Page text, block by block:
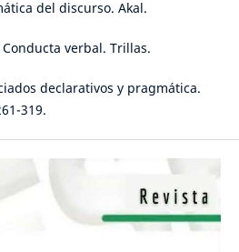
del discurso. Akal.
verbal. Trillas.
declarativos y pragmática.
319.